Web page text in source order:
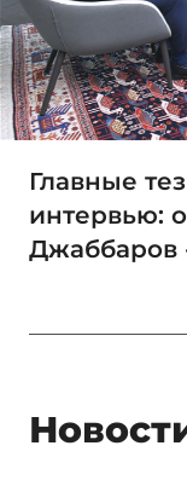
Главные
интервью: